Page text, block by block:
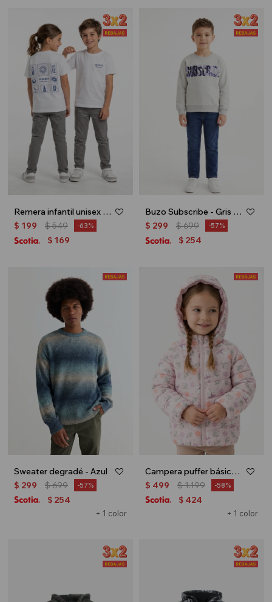
Remera infantil unisex Uruguay - Blanco
$ 199 $549 63
$ 169
Buzo Subscribe - Gris melange
$ 299 $699 57
$ 254
Sweater degradé - Azul
+ 1 color
$ 299 $699 57
$ 254
Campera puffer básica - Rosa
+ 1 color
$ 499 $1.199 58
$ 424